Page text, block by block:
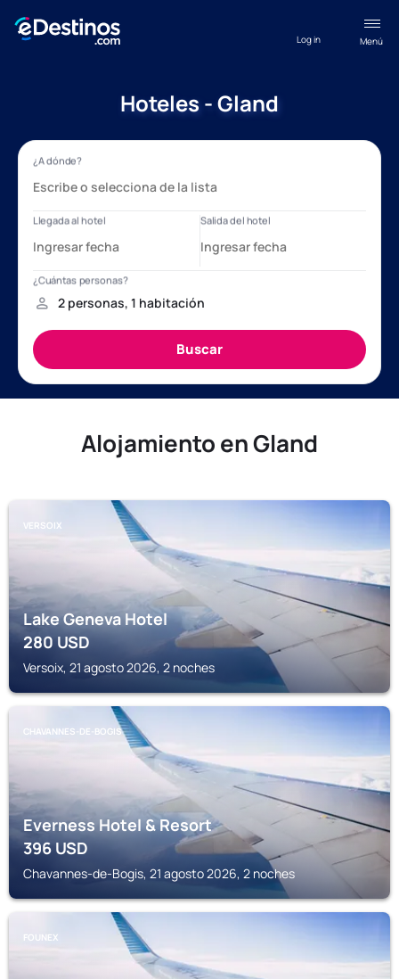
Menú
Log in
Hoteles - Gland
Alojamiento en Gland
VERSOIX
Lake Geneva Hotel
280USD
Versoix, 21 agosto 2026, 2 noches
CHAVANNES-DE-BOGIS
Everness Hotel & Resort
396USD
Chavannes-de-Bogis, 21 agosto 2026, 2 noches
FOUNEX